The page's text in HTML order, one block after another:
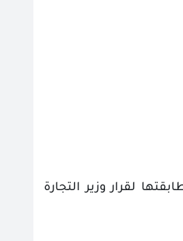
لقرار وزير التجارة